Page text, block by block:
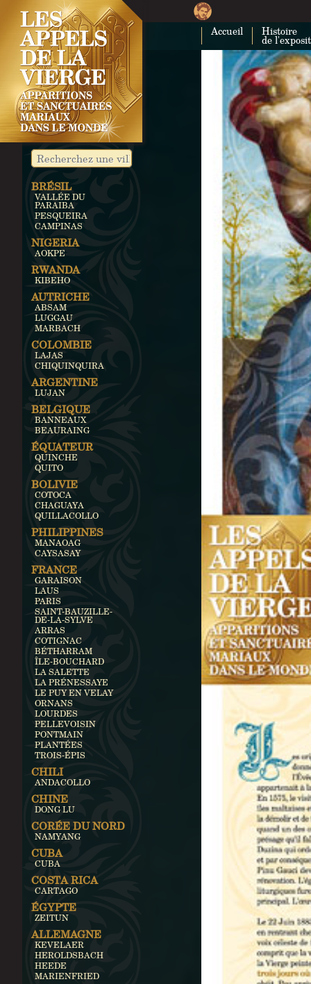
Accueil Histoire
de
BRÉSIL
VALLÉE DU
PARAIBA
PESQUEIRA
CAMPINAS
NIGERIA
AOKPE
RWANDA
KIBEHO
AUTRICHE
ABSAM
LUGGAU
MARBACH
COLOMBIE
LAJAS
CHIQUINQUIRA
ARGENTINE
LUJAN
BELGIQUE
BANNEAUX
BEAURAING
ÉQUATEUR
QUINCHE
QUITO
BOLIVIE
COTOCA
CHAGUAYA
QUILLACOLLO
PHILIPPINES
MANAOAG
CAYSASAY
FRANCE
GARAISON
LAUS
PARIS
SAINT-BAUZILLE-
DE-LA-SYLVE
ARRAS
COTIGNAC
BÉTHARRAM
ÎLE-BOUCHARD
LA SALETTE
LA PRÉNESSAYE
LE PUY EN VELAY
ORNANS
LOURDES
PELLEVOISIN
PONTMAIN
PLANTÉES
TROIS-ÉPIS
CHILI
ANDACOLLO
CHINE
DONG LU
CORÉE DU NORD
NAMYANG
CUBA
CUBA
COSTA RICA
CARTAGO
ÉGYPTE
ZEITUN
ALLEMAGNE
KEVELAER
HEROLDSBACH
HEEDE
MARIENFRIED